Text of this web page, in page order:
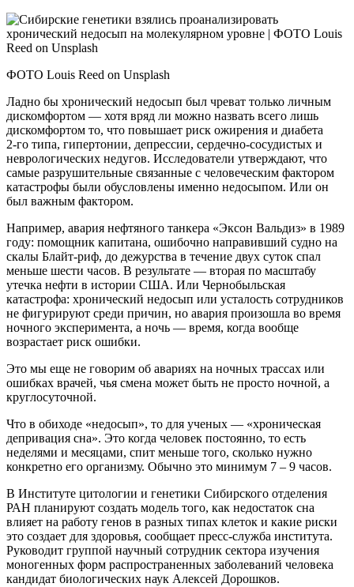
ФОТО Louis Reed on Unsplash
Ладно бы хронический недосып был чреват только личным
дискомфортом — хотя вряд ли можно назвать всего лишь
дискомфортом то, что повышает риск ожирения и диабета
2‑го типа, гипертонии, депрессии, сердечно-сосудистых и
неврологических недугов. Исследователи утверждают, что
самые разрушительные связанные с человеческим фактором
катастрофы были обусловлены именно недосыпом. Или он
был важным фактором.
Например, авария нефтяного танкера «Эксон Вальдиз» в 1989
году: помощник капитана, ошибочно направивший судно на
скалы Блайт-риф, до дежурства в течение двух суток спал
меньше шести часов. В результате — вторая по масштабу
утечка нефти в истории США. Или Чернобыльская
катастрофа: хронический недосып или усталость сотрудников
не фигурируют среди причин, но авария произошла во время
ночного эксперимента, а ночь — время, когда вообще
возрастает риск ошибки.
Это мы еще не говорим об авариях на ночных трассах или
ошибках врачей, чья смена может быть не просто ночной, а
круглосуточной.
Что в обиходе «недосып», то для ученых — «хроническая
депривация сна». Это когда человек постоянно, то есть
неделями и месяцами, спит меньше того, сколько нужно
конкретно его организму. Обычно это минимум 7 – 9 часов.
В Институте цитологии и генетики Сибирского отделения
РАН планируют создать модель того, как недостаток сна
влияет на работу генов в разных типах клеток и какие риски
это создает для здоровья, сообщает пресс-служба института.
Руководит группой научный сотрудник сектора изучения
моногенных форм распространенных заболеваний человека
кандидат биологических наук Алексей Дорошков.